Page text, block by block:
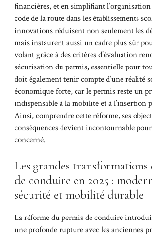
financières, et en simplifiant l’organisation
code de la route dans les établissements
innovations réduisent non seulement les
mais instaurent aussi un cadre plus sûr
volant grâce à des critères d’évaluation
sécurisation du permis, essentielle pour
doit également tenir compte d’une réalité
économique forte, car le permis reste un
indispensable à la mobilité et à l’insertion
Ainsi, comprendre cette réforme, ses
conséquences devient incontournable
concerné.
Les grandes transformations
de conduire en 2025 :
sécurité et mobilité durable
La réforme du permis de conduire
une profonde rupture avec les anciennes